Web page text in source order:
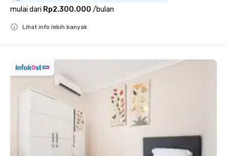
mulai dari Rp2.300.000 /bulan
Lihat info lebih banyak